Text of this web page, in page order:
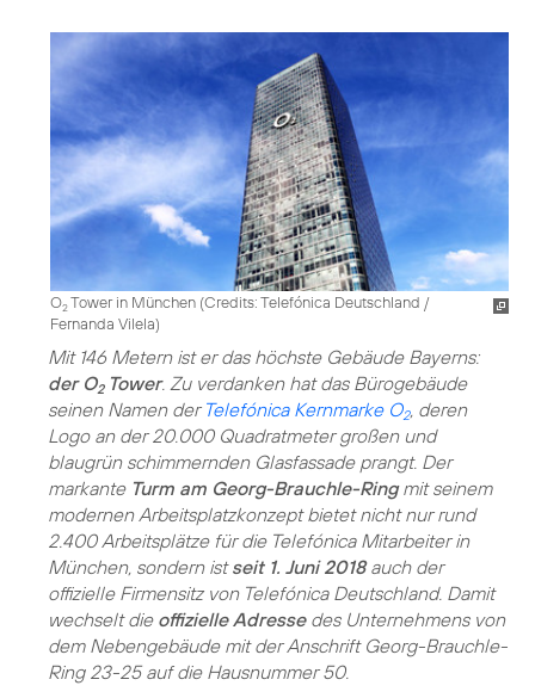
O2Tower in München (Credits: Telefónica Deutschland /
Fernanda Vilela)
Mit 146 Metern ist er das höchste Gebäude Bayerns:
der O2Tower. Zu verdanken hat das Bürogebäude
seinen Namen der Telefónica Kernmarke O2, deren
Logo an der 20.000 Quadratmeter großen und
blaugrün schimmernden Glasfassade prangt. Der
markante Turm am Georg-Brauchle-Ringmit seinem
modernen Arbeitsplatzkonzept bietet nicht nur rund
2.400 Arbeitsplätze für die Telefónica Mitarbeiter in
München, sondern istseit 1. Juni 2018auch der
offizielle Firmensitz von Telefónica Deutschland. Damit
wechselt die offizielle Adressedes Unternehmens von
dem Nebengebäude mit der Anschrift Georg-Brauchle-
Ring 23-25 auf die Hausnummer 50.